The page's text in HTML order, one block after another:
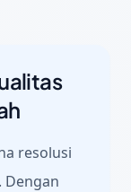
resolusi
Dengan